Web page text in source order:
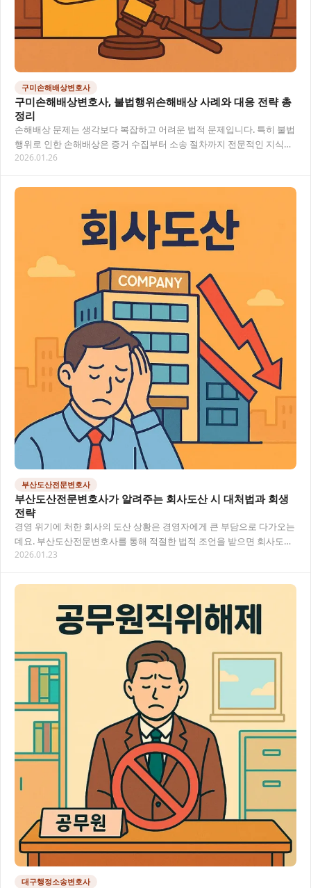
구미손해배상변호사
구미손해배상변호사, 불법행위손해배상 사례와 대응 전략 총
정리
손해배상 문제는 생각보다 복잡하고 어려운 법적 문제입니다. 특히 불법
행위로 인한 손해배상은 증거 수집부터 소송 절차까지 전문적인 지식이
필요한 영역이에요. 이 글에서는 손해배상 사…
2026.01.26
부산도산전문변호사
부산도산전문변호사가 알려주는 회사도산 시 대처법과 회생
전략
경영 위기에 처한 회사의 도산 상황은 경영자에게 큰 부담으로 다가오는
데요. 부산도산전문변호사를 통해 적절한 법적 조언을 받으면 회사도산
위기 상황에서도 효과적인 대응이 가능합니다.…
2026.01.23
대구행정소송변호사